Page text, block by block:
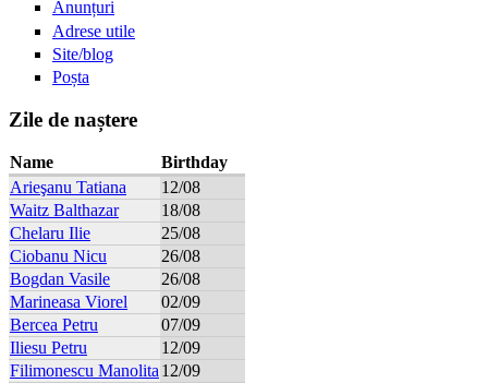
Anunțuri
Adrese utile
Site/blog
Poșta
Zile de naștere
Name
Birthday
Arieşanu Tatiana
12/08
Waitz Balthazar
18/08
Chelaru Ilie
25/08
Ciobanu Nicu
26/08
Bogdan Vasile
26/08
Marineasa Viorel
02/09
Bercea Petru
07/09
Iliesu Petru
12/09
Filimonescu Manolita 12/09